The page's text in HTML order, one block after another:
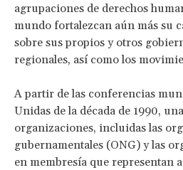
agrupaciones de derechos
mundo fortalezcan aún más su
sobre sus propios y otros
regionales, así como los
A partir de las conferencias
Unidas de la década de 1990,
organizaciones, incluidas las
gubernamentales (ONG) y las
en membresía que representan